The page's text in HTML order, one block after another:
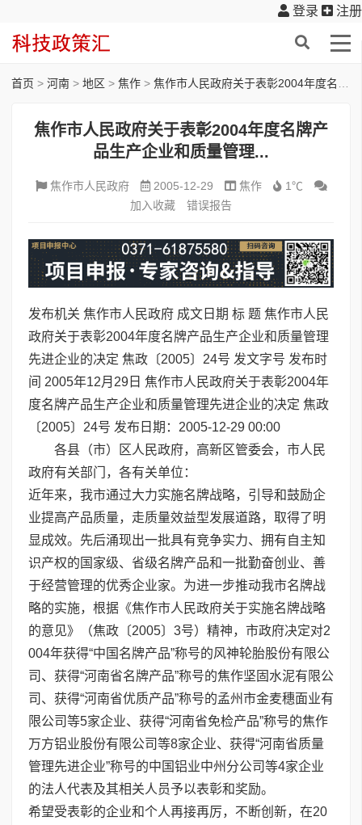
登录 注册
首页 > 河南 > 地区 > 焦作 > 焦作市人民政府关于表彰2004年度名牌产品生产企业和质量管理...
焦作市人民政府关于表彰2004年度名牌产
品生产企业和质量管理...
焦作市人民政府 2005-12-29 焦作
1℃
加入收藏
错误报告
发布机关 焦作市人民政府 成文日期 标 题 焦作市人民
政府关于表彰2004年度名牌产品生产企业和质量管理
先进企业的决定 焦政〔2005〕24号 发文字号 发布时
间 2005年12月29日 焦作市人民政府关于表彰2004年
度名牌产品生产企业和质量管理先进企业的决定 焦政
〔2005〕24号 发布日期：2005-12-29 00:00
各县（市）区人民政府，高新区管委会，市人民
政府有关部门，各有关单位：
近年来，我市通过大力实施名牌战略，引导和鼓励企
业提高产品质量，走质量效益型发展道路，取得了明
显成效。先后涌现出一批具有竞争实力、拥有自主知
识产权的国家级、省级名牌产品和一批勤奋创业、善
于经营管理的优秀企业家。为进一步推动我市名牌战
略的实施，根据《焦作市人民政府关于实施名牌战略
的意见》（焦政〔2005〕3号）精神，市政府决定对2
004年获得“中国名牌产品”称号的风神轮胎股份有限公
司、获得“河南省名牌产品”称号的焦作坚固水泥有限公
司、获得“河南省优质产品”称号的孟州市金麦穗面业有
限公司等5家企业、获得“河南省免检产品”称号的焦作
万方铝业股份有限公司等8家企业、获得“河南省质量
管理先进企业”称号的中国铝业中州分公司等4家企业
的法人代表及其相关人员予以表彰和奖励。
希望受表彰的企业和个人再接再厉，不断创新，在20